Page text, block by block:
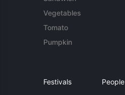
Vegetables
Tomato
Pumpkin
Festivals People